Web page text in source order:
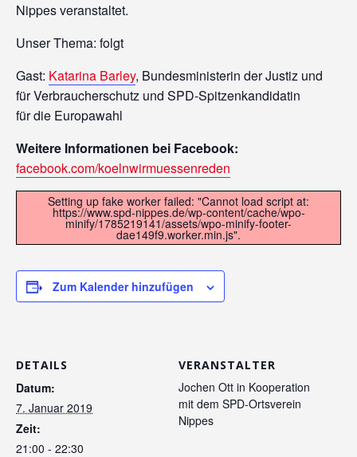
Nippes veranstaltet.
Unser Thema: folgt
Gast: Katarina Barley, Bundesministerin der Justiz und
für Verbraucherschutz und SPD-Spitzenkandidatin
für die Europawahl
Weitere Informationen bei Facebook:
facebook.com/koelnwirmuessenreden
Setting up fake worker failed: "Cannot load script at:
https://www.spd-nippes.de/wp-content/cache/wpo-
minify/1785219141/assets/wpo-minify-footer-
dae149f9.worker.min.js".
Zum Kalender hinzufügen
DETAILS
Datum:
7. Januar 2019
Zeit:
21:00 - 22:30
VERANSTALTER
Jochen Ott in Kooperation
mit dem SPD-Ortsverein
Nippes